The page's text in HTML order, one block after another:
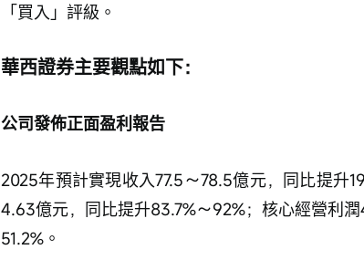
「買入」評級。
華西證券主要觀點如下：
公司發佈正面盈利報告
2025年預計實現收入77.5～78.5億元，同比提升
4.63億元，同比提升83.7%～92%；核心經營利
51.2%。